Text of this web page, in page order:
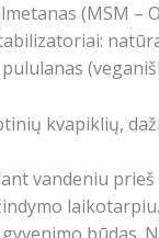
(MSM –
kvapiklių,
vandeniu